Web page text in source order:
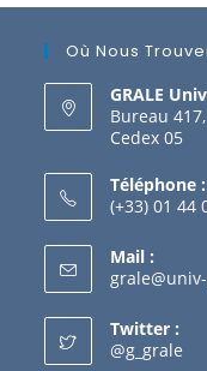
Où Nous
GRALE
Bureau
Cedex 05
Téléphone :
(+33) 01 44
Mail :
Twitter :
@g_grale